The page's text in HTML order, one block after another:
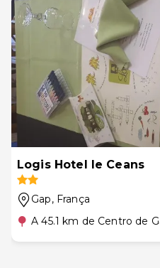
Logis Hotel le Ceans
Gap, França
A 45.1 km de Centro de